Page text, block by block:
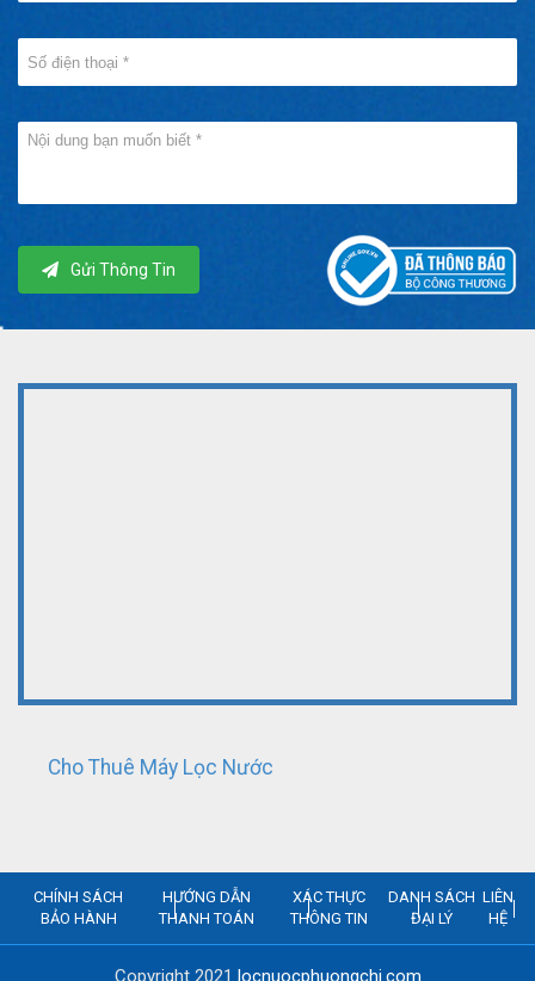
Gửi Thông Tin
Cho Thuê Máy Lọc Nước
CHÍNH SÁCH
BẢO HÀNH
HƯỚNG DẪN
THANH TOÁN
XÁC THỰC
THÔNG TIN
DANH SÁCH
ĐẠI LÝ
LIÊN
HỆ
Copyright 2021 locnuocphuongchi.com